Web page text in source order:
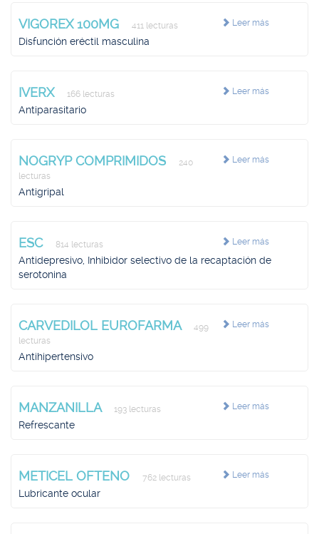
Leer más
VIGOREX 100MG 411 lecturas
Disfunción eréctil masculina
Leer más
IVERX 166 lecturas
Antiparasitario
Leer más
NOGRYP COMPRIMIDOS
240
lecturas
Antigripal
Leer más
ESC 814 lecturas
Antidepresivo, Inhibidor selectivo de la recaptación de
serotonina
Leer más
CARVEDILOL EUROFARMA
499
lecturas
Antihipertensivo
Leer más
MANZANILLA 193 lecturas
Refrescante
Leer más
METICEL OFTENO 762 lecturas
Lubricante ocular